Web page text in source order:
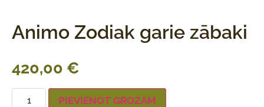
Animo Zodiak garie zābaki
420,00 €
PIEVIENOT GROZAM